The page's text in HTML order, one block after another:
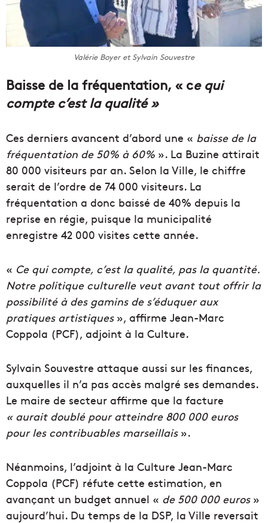
Valérie Boyer et Sylvain Souvestre
Baisse de la fréquentation, « ce qui
compte c’est la qualité »
Ces derniers avancent d’abord une « baisse de la
fréquentation de 50% à 60% ». La Buzine attirait
80 000 visiteurs par an. Selon la Ville, le chiffre
serait de l’ordre de 74 000 visiteurs. La
fréquentation a donc baissé de 40% depuis la
reprise en régie, puisque la municipalité
enregistre 42 000 visites cette année.
« Ce qui compte, c’est la qualité, pas la quantité.
Notre politique culturelle veut avant tout offrir la
possibilité à des gamins de s’éduquer aux
pratiques artistiques », affirme Jean-Marc
Coppola (PCF), adjoint à la Culture.
Sylvain Souvestre attaque aussi sur les finances,
auxquelles il n’a pas accès malgré ses demandes.
Le maire de secteur affirme que la facture
« aurait doublé pour atteindre 800 000 euros
pour les contribuables marseillais ».
Néanmoins, l’adjoint à la Culture Jean-Marc
Coppola (PCF) réfute cette estimation, en
avançant un budget annuel « de 500 000 euros»
aujourd’hui. Du temps de la DSP, la Ville reversait